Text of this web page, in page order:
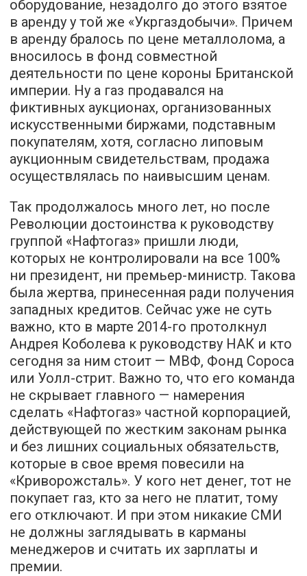
оборудование, незадолго до этого взятое
в аренду у той же «Укргаздобычи». Причем
в аренду бралось по цене металлолома, а
вносилось в фонд совместной
деятельности по цене короны Британской
империи. Ну а газ продавался на
фиктивных аукционах, организованных
искусственными биржами, подставным
покупателям, хотя, согласно липовым
аукционным свидетельствам, продажа
осуществлялась по наивысшим ценам.
Так продолжалось много лет, но после
Революции достоинства к руководству
группой «Нафтогаз» пришли люди,
которых не контролировали на все 100%
ни президент, ни премьер-министр. Такова
была жертва, принесенная ради получения
западных кредитов. Сейчас уже не суть
важно, кто в марте 2014-го протолкнул
Андрея Коболева к руководству НАК и кто
сегодня за ним стоит — МВФ, Фонд Сороса
или Уолл-стрит. Важно то, что его команда
не скрывает главного — намерения
сделать «Нафтогаз» частной корпорацией,
действующей по жестким законам рынка
и без лишних социальных обязательств,
которые в свое время повесили на
«Криворожсталь». У кого нет денег, тот не
покупает газ, кто за него не платит, тому
его отключают. И при этом никакие СМИ
не должны заглядывать в карманы
менеджеров и считать их зарплаты и
премии.